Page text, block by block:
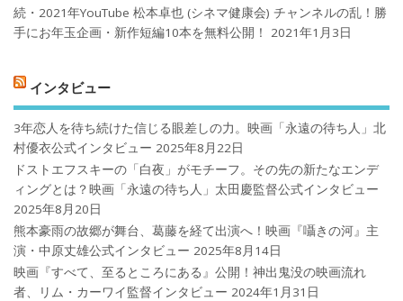
続・2021年YouTube 松本卓也 (シネマ健康会) チャンネルの乱！勝
手にお年玉企画・新作短編10本を無料公開！
2021年1月3日
インタビュー
3年恋人を待ち続けた信じる眼差しの力。映画「永遠の待ち人」北
村優衣公式インタビュー 2025年8月22日
ドストエフスキーの「白夜」がモチーフ。その先の新たなエンデ
ィングとは？映画「永遠の待ち人」太田慶監督公式インタビュー
2025年8月20日
熊本豪雨の故郷が舞台、葛藤を経て出演へ！映画『囁きの河』主
演・中原丈雄公式インタビュー 2025年8月14日
映画『すべて、至るところにある』公開！神出鬼没の映画流れ
者、リム・カーワイ監督インタビュー 2024年1月31日